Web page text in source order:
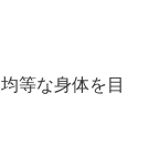
等な身体を目